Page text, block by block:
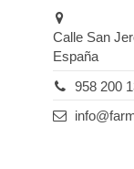
Calle San
España
958 200